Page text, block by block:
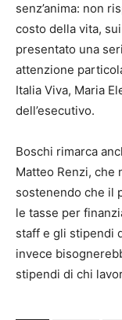
senz’anima: non
costo della vita,
presentato una
attenzione
Italia Viva, Maria
dell’esecutivo.
Boschi rimarca
Matteo Renzi, che
sostenendo che il
le tasse per
staff e gli stipendi
invece
stipendi di chi